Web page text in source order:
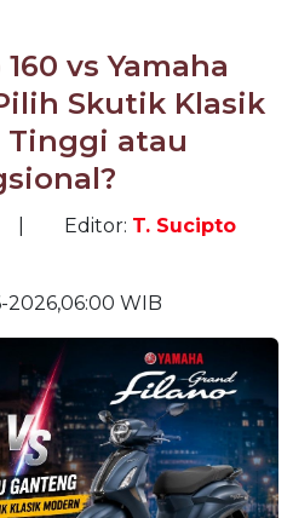
vs Yamaha
Skutik Klasik
Tinggi atau
Editor: T. Sucipto
2026,06:00 WIB